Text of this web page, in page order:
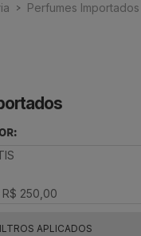
Perfumes Importados
R$ 250,00
APLICADOS